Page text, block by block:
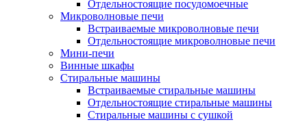
Отдельностоящие посудомоечные
Микроволновые печи
Встраиваемые микроволновые печи
Отдельностоящие микроволновые печи
Мини-печи
Винные шкафы
Стиральные машины
Встраиваемые стиральные машины
Отдельностоящие стиральные машины
Стиральные машины с сушкой